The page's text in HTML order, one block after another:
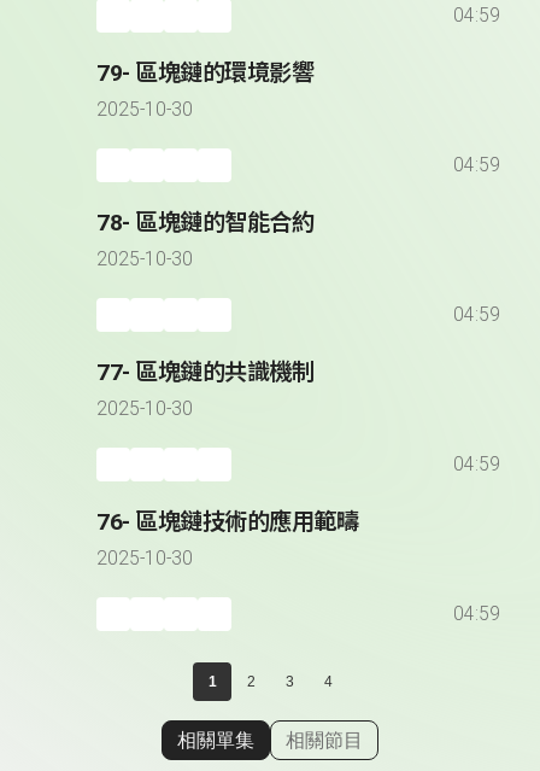
04:59
79- 區塊鏈的環境影響
2025-10-30
04:59
78- 區塊鏈的智能合約
2025-10-30
04:59
77- 區塊鏈的共識機制
2025-10-30
04:59
76- 區塊鏈技術的應用範疇
2025-10-30
04:59
1 2 3 4
顯示相關單集
相關單集 相關節目